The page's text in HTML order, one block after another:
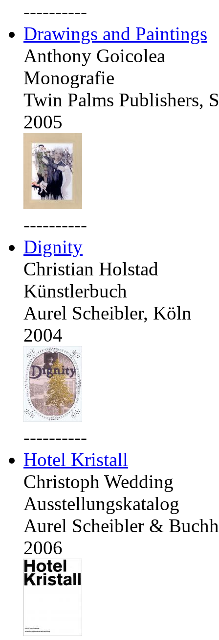
----------
Drawings and Paintings
Anthony Goicolea
Monografie
Twin Palms Publishers,
2005
----------
Dignity
Christian Holstad
Künstlerbuch
Aurel Scheibler, Köln
2004
----------
Hotel Kristall
Christoph Wedding
Ausstellungskatalog
Aurel Scheibler &
2006